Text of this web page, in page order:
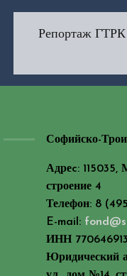
Репортаж
Софийско-
Адреc: 115035,
строение 4
Телефон: 8
E-mail:
ИНН
Юридический